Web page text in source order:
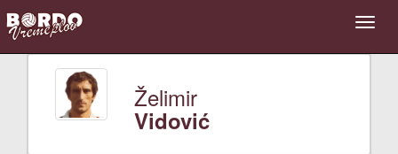
Želimir
Vidović